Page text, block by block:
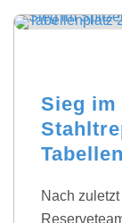
Sieg im
Nach